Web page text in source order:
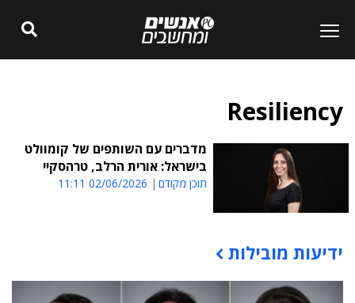
Resiliency
מדברים עם השותפים של קומוולט
בישראל: אורית הרלב, טרהסקיי
תוכן מקודם 02/06/2026 11:11
תוכן פרסומי
ידיעות מובילות